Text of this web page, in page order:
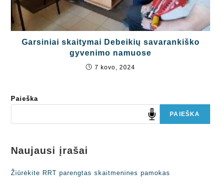
Garsiniai skaitymai Debeikių savarankiško
gyvenimo namuose
7 kovo, 2024
Paieška
PAIEŠKA
Naujausi įrašai
Žiūrėkite RRT parengtas skaitmenines pamokas